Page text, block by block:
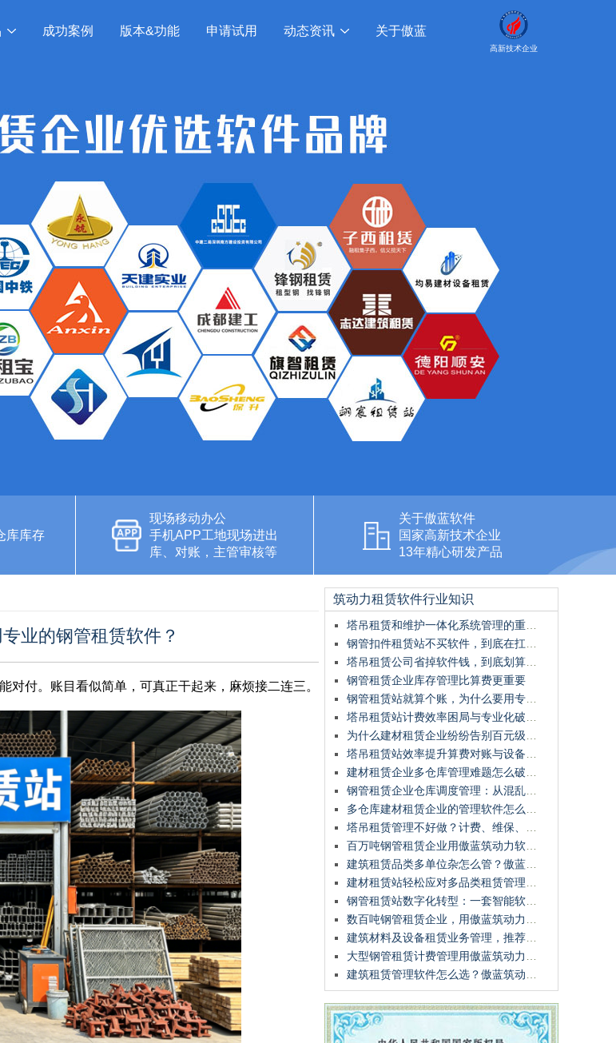
高新技术企业
成功案例 版本&功能 申请试用 动态资讯 关于傲蓝
库库存
现场移动办公
手机APP工地现场进出
库、对账，主管审核等
关于傲蓝软件
国家高新技术企业
13年精心研发产品
业的钢管租赁软件？
付。账目看似简单，可真正干起来，麻烦接二连三。
筑动力租赁软件行业知识
钢管租赁企业库存管理比算费更重要